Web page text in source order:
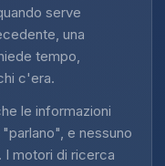
serve
una
tempo,
c'era.
le informazioni
e nessuno
motori di ricerca